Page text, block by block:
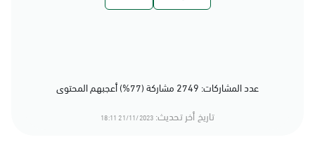
عدد المشاركات: 2749 مشاركة (77%) أعجبهم المحتوى
تاريخ أخر تحديث: 21/11/2023 18:11